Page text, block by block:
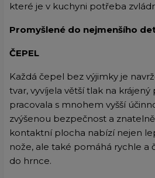
které je v kuchyni potřeba
Promyšlené do nejmenšího
ČEPEL
Každá čepel bez výjimky je
tvar, vyvíjela větší tlak na
pracovala s mnohem vyšší
zvýšenou bezpečnost a
kontaktní plocha nabízí nejen
nože, ale také pomáhá rychle a
do hrnce.